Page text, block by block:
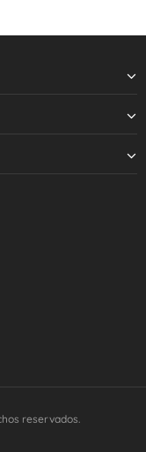
reservados.